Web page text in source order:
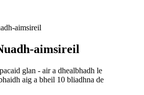
aimsireil
glan - air a dhealbhadh le
aig a bheil 10 bliadhna de